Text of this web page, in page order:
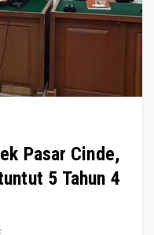
Pasar Cinde,
5 Tahun 4